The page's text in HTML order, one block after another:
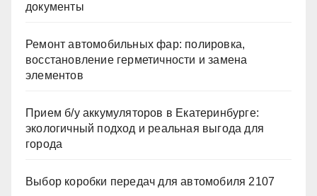
документы
Ремонт автомобильных фар: полировка,
восстановление герметичности и замена
элементов
Прием б/у аккумуляторов в Екатеринбурге:
экологичный подход и реальная выгода для
города
Выбор коробки передач для автомобиля 2107